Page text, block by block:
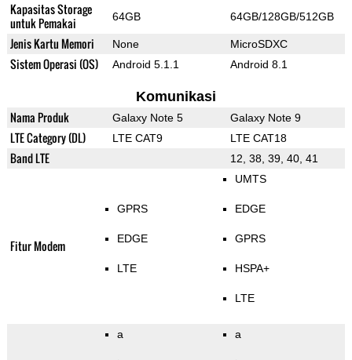
Kapasitas Storage
untuk Pemakai
64GB 64GB/128GB/512GB
Jenis Kartu Memori None MicroSDXC
Sistem Operasi (OS) Android 5.1.1 Android 8.1
Komunikasi
Nama Produk Galaxy Note 5 Galaxy Note 9
LTE Category (DL) LTE CAT9 LTE CAT18
Band LTE 12, 38, 39, 40, 41
Fitur Modem
GPRS
EDGE
LTE
UMTS
EDGE
GPRS
HSPA+
LTE
a a